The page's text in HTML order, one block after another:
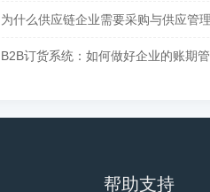
为什么供应链企业需要采购与供应管
B2B订货系统：如何做好企业的账期
帮助支持